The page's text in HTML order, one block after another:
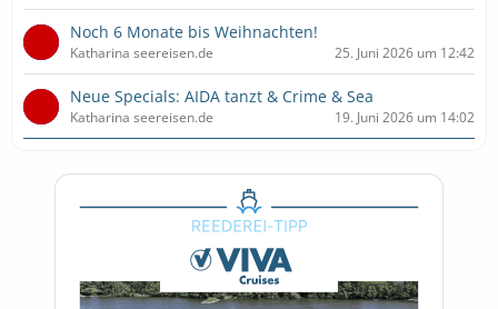
Noch 6 Monate bis Weihnachten!
Katharina seereisen.de 25. Juni 2026 um 12:42
Neue Specials: AIDA tanzt & Crime & Sea
Katharina seereisen.de 19. Juni 2026 um 14:02